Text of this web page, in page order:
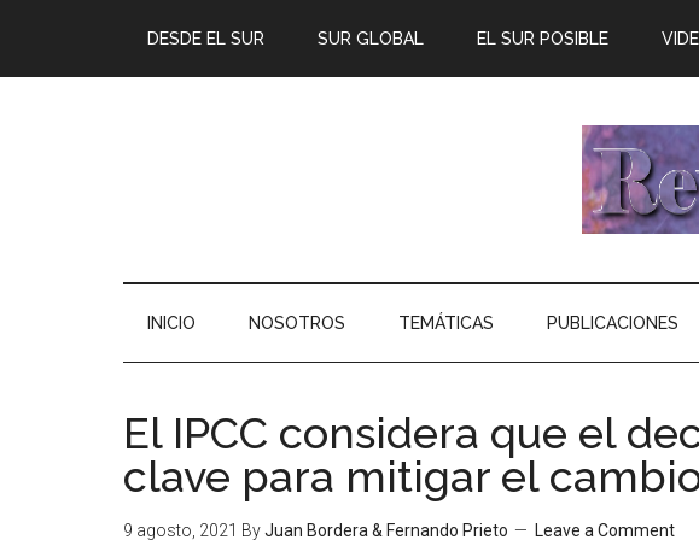
DESDE EL SUR SUR GLOBAL EL SUR POSIBLE
INICIO NOSOTROS TEMÁTICAS PUBLICACIONES
El IPCC considera que el
clave para mitigar el
9 agosto, 2021 ByJuan Bordera & Fernando Prieto Leave a Comment